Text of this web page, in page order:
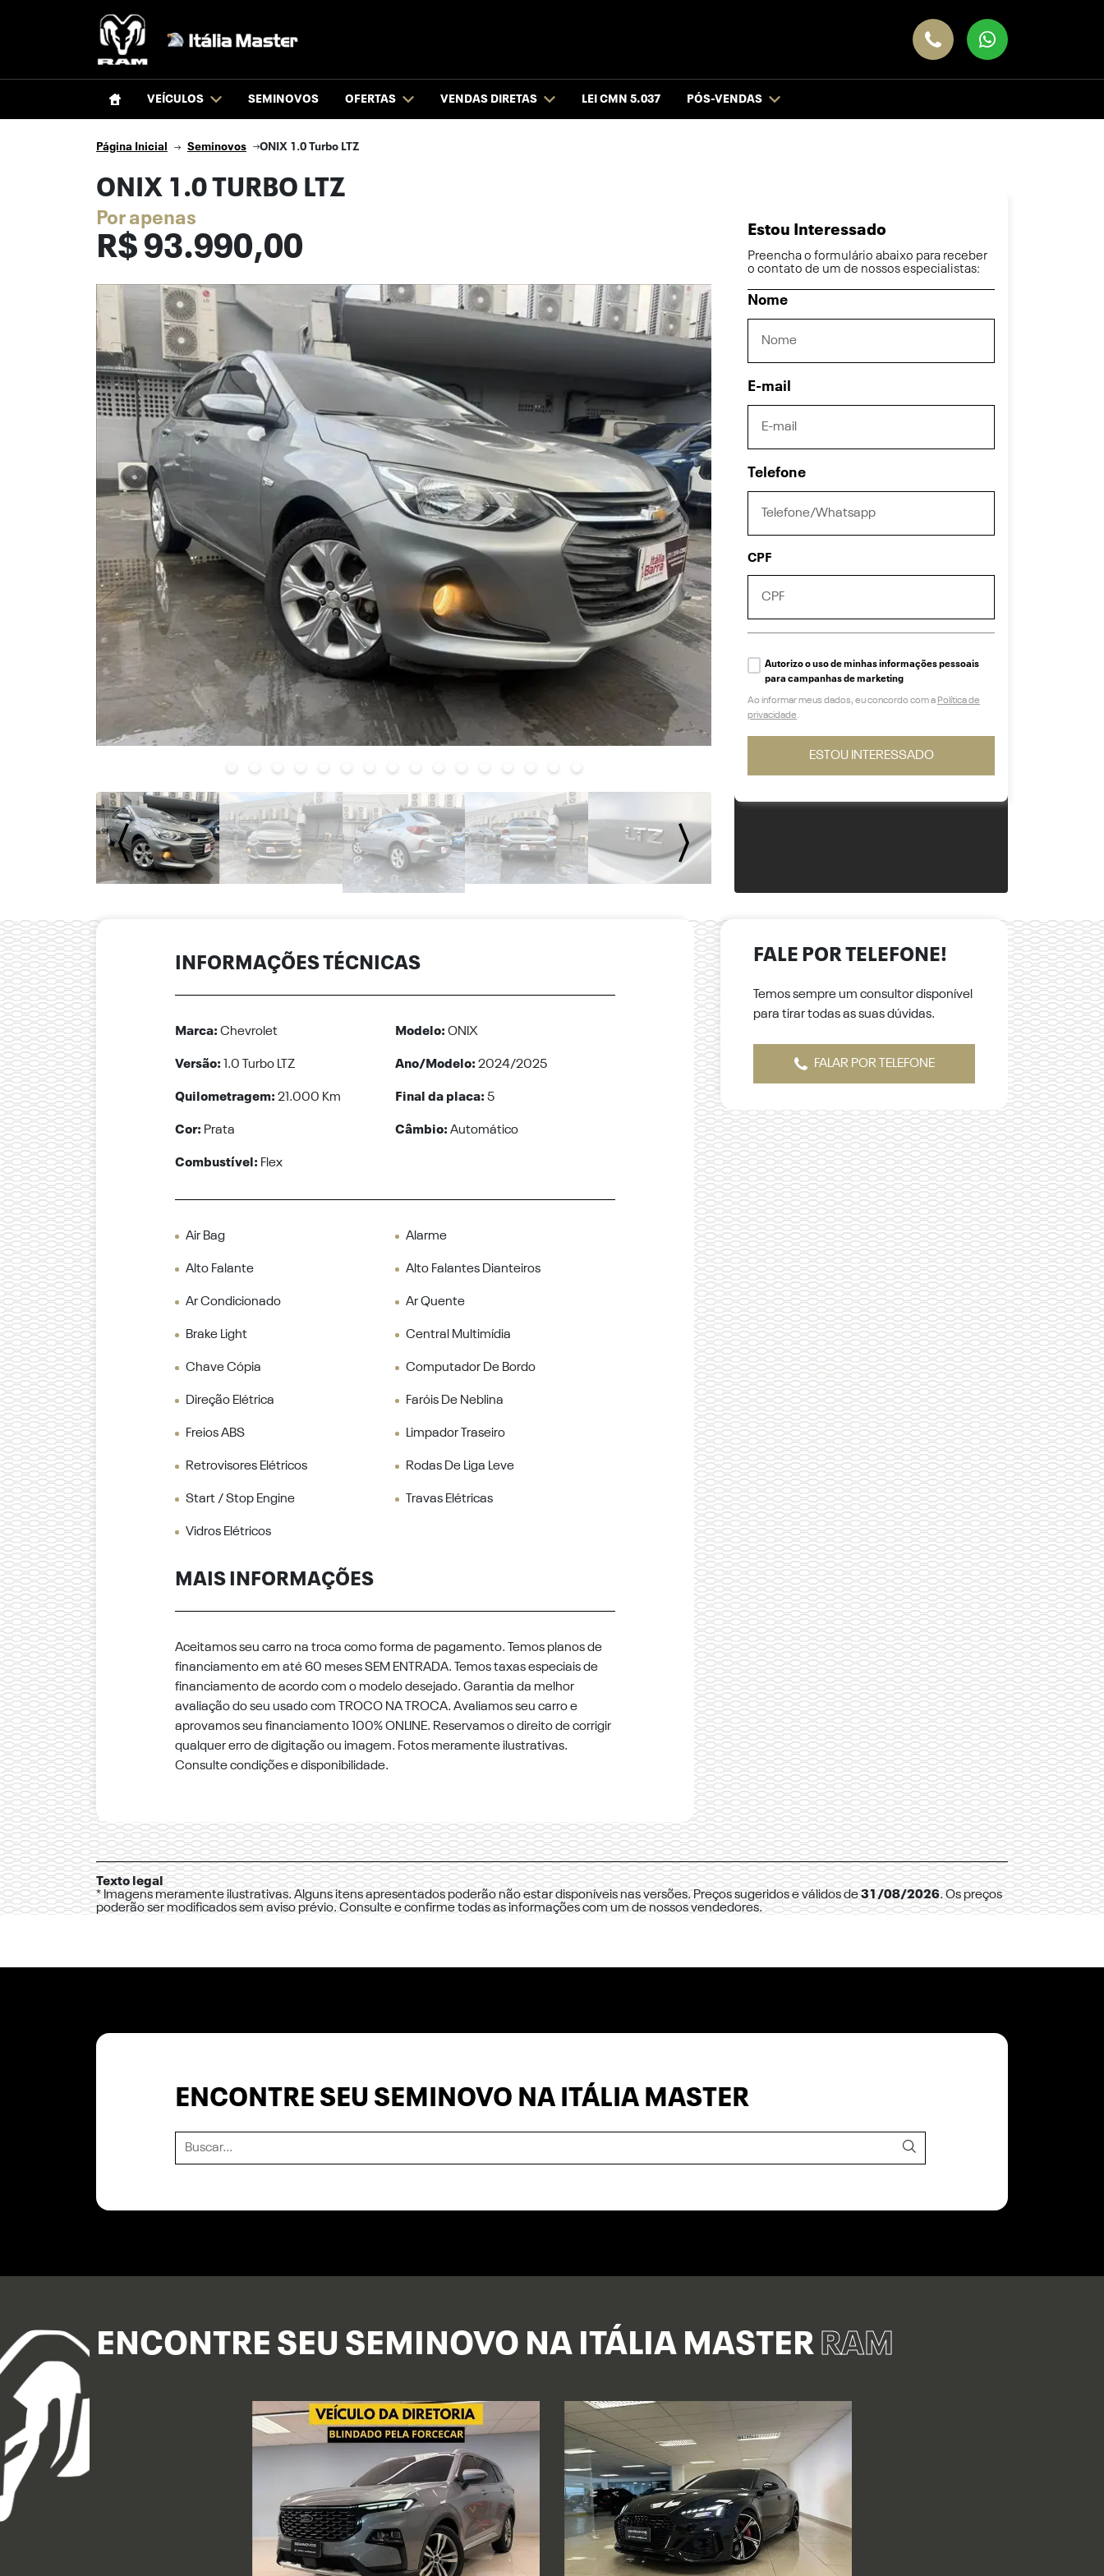
VEÍCULOS SEMINOVOS OFERTAS VENDAS DIRETAS LEI CMN 5.037 PÓS-VENDAS
Página Inicial Seminovos ONIX 1.0 Turbo LTZ
ONIX 1.0 TURBO LTZ
Por apenas
R$ 93.990,00
Estou Interessado
Preencha o formulário abaixo para receber
o contato de um de nossos especialistas:
Nome
E-mail
Telefone
CPF
Autorizo o uso de minhas informações pessoais
para campanhas de marketing
Ao informar meus dados, eu concordo com a Política de
privacidade.
ESTOU INTERESSADO
INFORMAÇÕES TÉCNICAS
Marca:Chevrolet Modelo:ONIX
Versão: 1.0 Turbo LTZ Ano/Modelo:2024/2025
Quilometragem:21.000 Km Final da placa:5
Cor: Prata Câmbio:Automático
Combustível: Flex
Air Bag Alarme
Alto Falante Alto Falantes Dianteiros
Ar Condicionado Ar Quente
Brake Light Central Multimídia
Chave Cópia Computador De Bordo
Direção Elétrica Faróis De Neblina
Freios ABS Limpador Traseiro
Retrovisores Elétricos Rodas De Liga Leve
Start / Stop Engine Travas Elétricas
Vidros Elétricos
MAIS INFORMAÇÕES
Aceitamos seu carro na troca como forma de pagamento. Temos planos de
financiamento em até 60 meses SEM ENTRADA. Temos taxas especiais de
financiamento de acordo com o modelo desejado. Garantia da melhor
avaliação do seu usado com TROCO NA TROCA. Avaliamos seu carro e
aprovamos seu financiamento 100% ONLINE. Reservamos o direito de corrigir
qualquer erro de digitação ou imagem. Fotos meramente ilustrativas.
Consulte condições e disponibilidade.
FALE POR TELEFONE!
Temos sempre um consultor disponível
para tirar todas as suas dúvidas.
FALAR POR TELEFONE
Texto legal
* Imagens meramente ilustrativas. Alguns itens apresentados poderão não estar disponíveis nas versões. Preços sugeridos e válidos de31/08/2026. Os preços
poderão ser modificados sem aviso prévio. Consulte e confirme todas as informações com um de nossos vendedores.
ENCONTRE SEU SEMINOVO NA ITÁLIA MASTER
ENCONTRE SEU SEMINOVO NA ITÁLIA MASTER RAM